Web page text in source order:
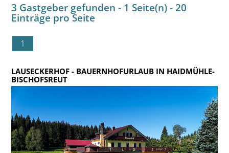
3 Gastgeber gefunden - 1 Seite(n) - 20
Einträge pro Seite
1
LAUSECKERHOF- BAUERNHOFURLAUB IN HAIDMÜHLE-
BISCHOFSREUT